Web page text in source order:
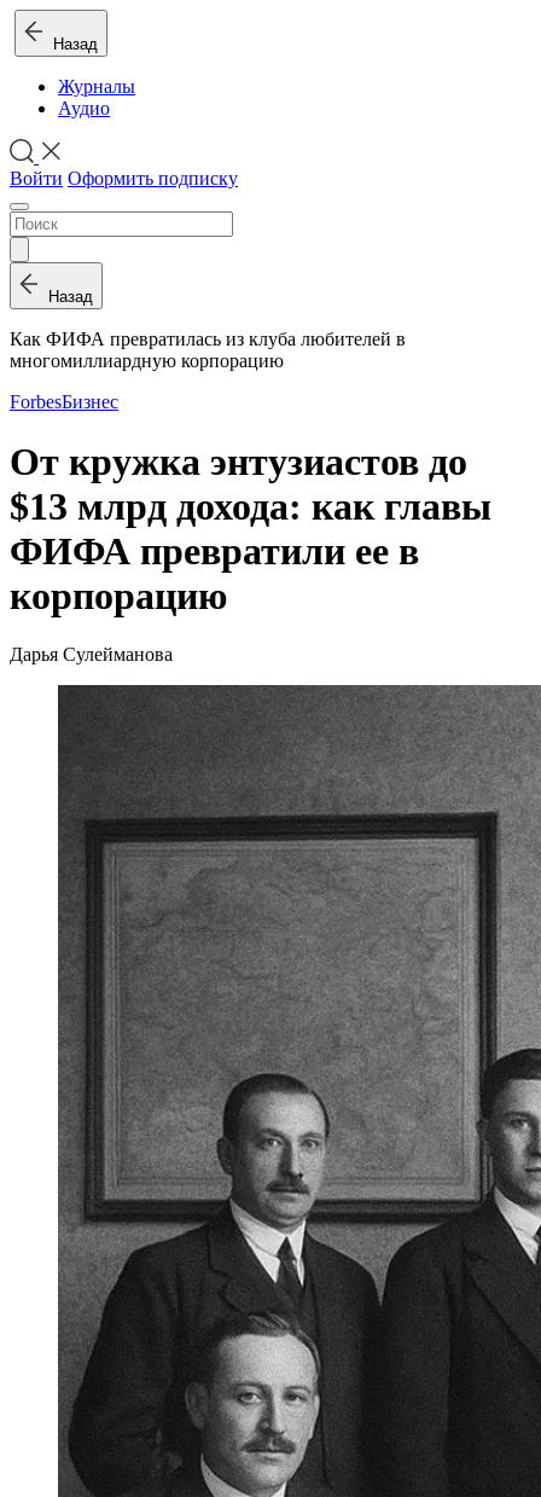
Назад
Журналы
Аудио
Войти Оформить подписку
Назад
Как ФИФА превратилась из клуба любителей в
многомиллиардную корпорацию
ForbesБизнес
От кружка энтузиастов до
$13 млрд дохода: как главы
ФИФА превратили ее в
корпорацию
Дарья Сулейманова